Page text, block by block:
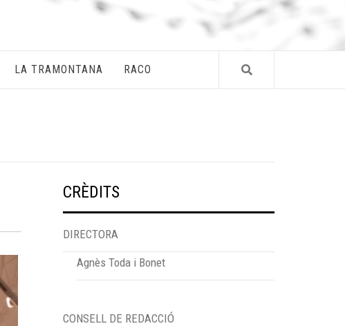
LA TRAMONTANA RACO
CRÈDITS
DIRECTORA
Agnès Toda i Bonet
CONSELL DE REDACCIÓ